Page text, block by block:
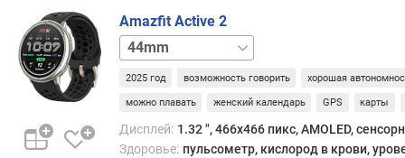
и
с
п
о
р
т
Amazfit Active 2
44mm
Premium
2025 год возможность говорить хорошая
можно плавать женский календарь GPS карты
Дисплей: 1.32 ", 466x466 пикс, AMOLED,
Здоровье: пульсометр, кислород в крови,